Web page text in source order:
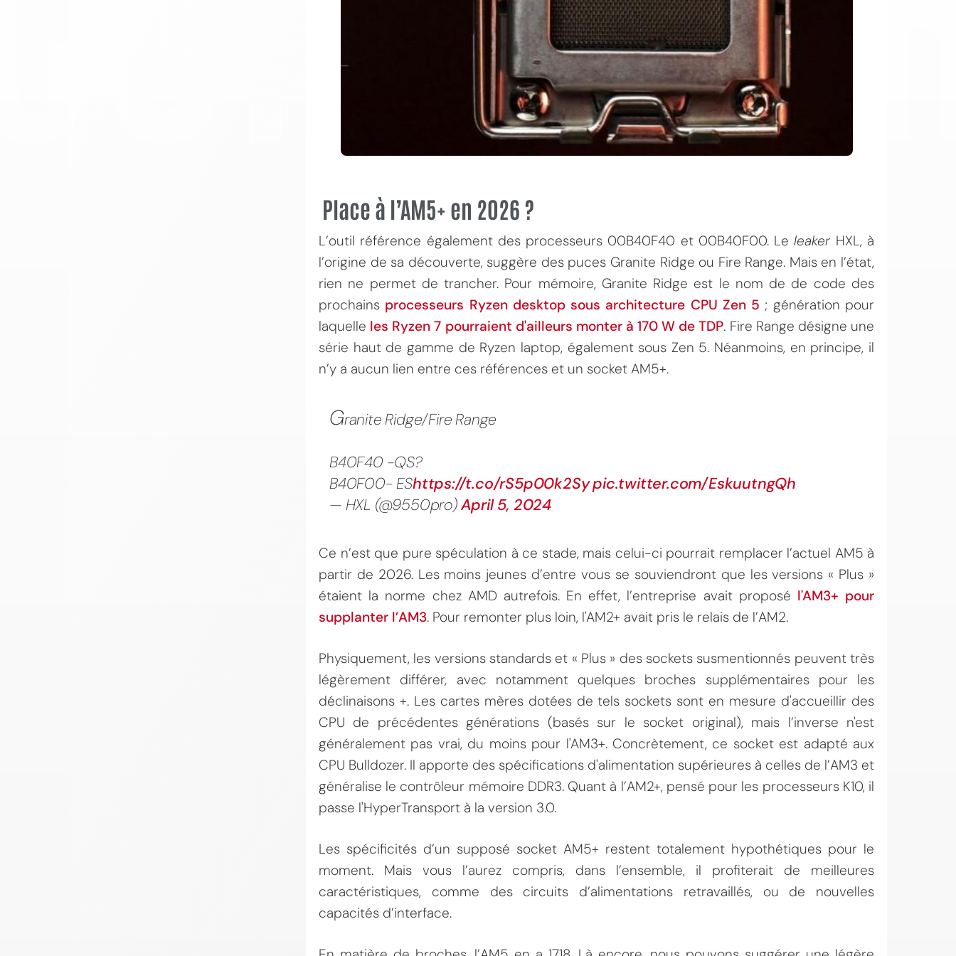
Place à l’AM5+ en 2026 ?
L’outil référence également des processeurs 00B40F40 et 00B40F00. Leleaker HXL, à
l’origine de sa découverte, suggère des puces Granite Ridge ou Fire Range. Mais en l’état,
rien ne permet de trancher. Pour mémoire, Granite Ridge est le nom de de code des
prochains processeurs Ryzen desktop sous architecture CPU Zen 5 ; génération pour
laquelle les Ryzen 7 pourraient d'ailleurs monter à 170 W de TDP. Fire Range désigne une
série haut de gamme de Ryzen laptop, également sous Zen 5. Néanmoins, en principe, il
n’y a aucun lien entre ces références et un socket AM5+.
Granite Ridge/Fire Range
B40F40 -QS?
B40F00- EShttps://t.co/rS5p00k2Sypic.twitter.com/EskuutngQh
— HXL (@9550pro)April 5, 2024
Ce n’est que pure spéculation à ce stade, mais celui-ci pourrait remplacer l’actuel AM5 à
partir de 2026. Les moins jeunes d’entre vous se souviendront que les versions « Plus »
étaient la norme chez AMD autrefois. En effet, l’entreprise avait proposé l'AM3+ pour
supplanter l’AM3. Pour remonter plus loin, l'AM2+ avait pris le relais de l’AM2.
Physiquement, les versions standards et « Plus » des sockets susmentionnés peuvent très
légèrement différer, avec notamment quelques broches supplémentaires pour les
déclinaisons +. Les cartes mères dotées de tels sockets sont en mesure d'accueillir des
CPU de précédentes générations (basés sur le socket original), mais l’inverse n'est
généralement pas vrai, du moins pour l'AM3+. Concrètement, ce socket est adapté aux
CPU Bulldozer. Il apporte des spécifications d'alimentation supérieures à celles de l’AM3 et
généralise le contrôleur mémoire DDR3. Quant à l’AM2+, pensé pour les processeurs K10, il
passe l'HyperTransport à la version 3.0.
Les spécificités d’un supposé socket AM5+ restent totalement hypothétiques pour le
moment. Mais vous l’aurez compris, dans l’ensemble, il profiterait de meilleures
caractéristiques, comme des circuits d’alimentations retravaillés, ou de nouvelles
capacités d’interface.